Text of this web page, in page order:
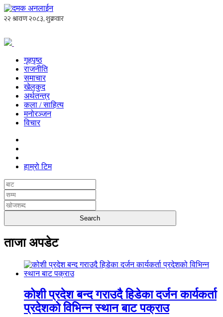
गृहपृष्ठ
राजनीति
समाचार
खेलकुद
अर्थतन्त्र
कला / साहित्य
मनोरञ्जन
विचार
हाम्रो टिम
ताजा अपडेट
कोशी प्रदेश बन्द गराउदै हिडेका दर्जन कार्यकर्ता
प्रदेशको विभिन्न स्थान बाट पक्राउ